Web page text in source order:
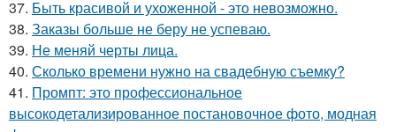
37. Быть красивой и ухоженной - это невозможно.
38. Заказы больше не беру не успеваю.
39. Не меняй черты лица.
40. Сколько времени нужно на свадебную съемку?
41. Промпт: это профессиональное
высокодетализированное постановочное фото, модная